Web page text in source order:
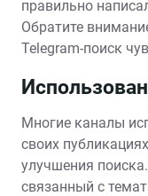
правильно
Обратите
Telegram-поиск
Многие каналы
своих
улучшения
связанный с